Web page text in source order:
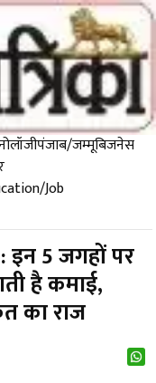
पंजाब/जम्मूबिजनेस
Job
5 जगहों पर
है कमाई,
का राज